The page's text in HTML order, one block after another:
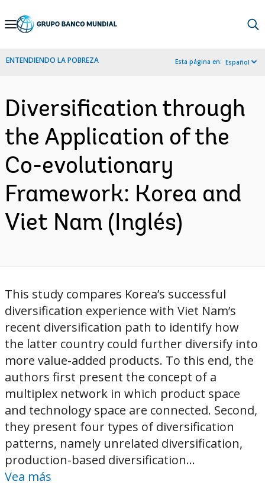
Skip
Navigation
ENTENDIENDO LA POBREZA Esta página en: Español
Diversification through
the Application of the
Co-evolutionary
Framework: Korea and
Viet Nam (Inglés)
This study compares Korea’s successful
diversification experience with Viet Nam’s
recent diversification path to identify how
the latter country could further diversify into
more value-added products. To this end, the
authors first present the concept of a
multiplex network in which product space
and technology space are connected. Second,
they present four types of diversification
patterns, namely unrelated diversification,
production-based diversification...
Vea más